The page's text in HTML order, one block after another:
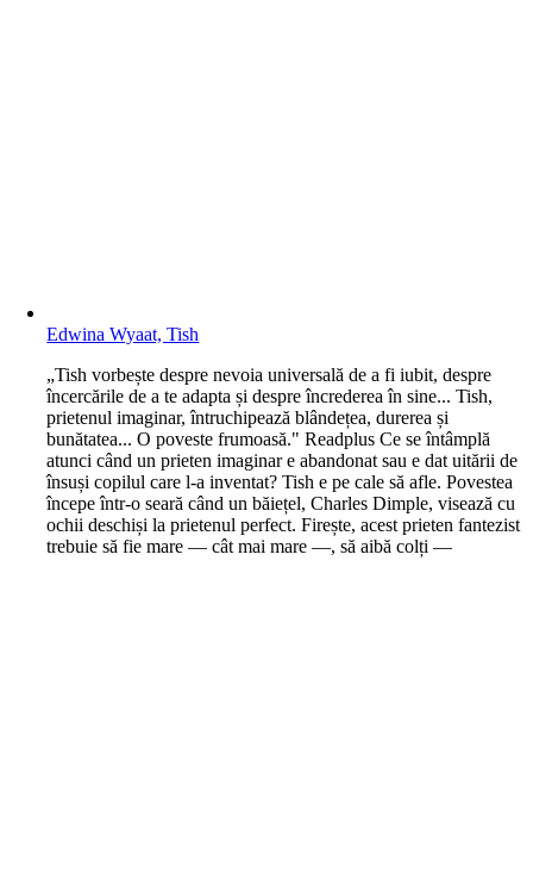
Edwina Wyaat, Tish
„Tish vorbește despre nevoia universală de a fi iubit, despre
încercările de a te adapta și despre încrederea în sine... Tish,
prietenul imaginar, întruchipează blândețea, durerea și
bunătatea... O poveste frumoasă." Readplus Ce se întâmplă
atunci când un prieten imaginar e abandonat sau e dat uitării de
însuși copilul care l-a inventat? Tish e pe cale să afle. Povestea
începe într-o seară când un băiețel, Charles Dimple, visează cu
ochii deschiși la prietenul perfect. Firește, acest prieten fantezist
trebuie să fie mare — cât mai mare —, să aibă colți —